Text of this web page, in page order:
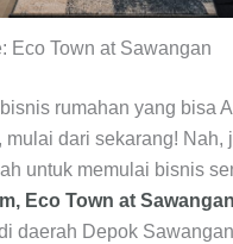
Eco Town at Sawangan
rumahan yang bisa
mulai dari sekarang! Nah,
untuk memulai bisnis
Eco Town at Sawangan
daerah Depok